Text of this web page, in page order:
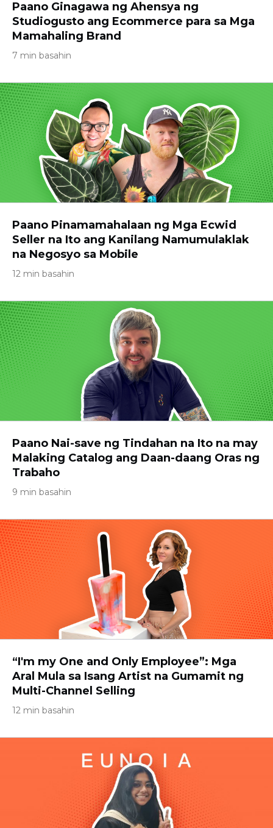
Paano Ginagawa ng Ahensya ng
Studiogusto ang Ecommerce para sa Mga
Mamahaling Brand
7 min basahin
Paano Pinamamahalaan ng Mga Ecwid
Seller na Ito ang Kanilang Namumulaklak
na Negosyo sa Mobile
12 min basahin
Paano Nai-save ng Tindahan na Ito na may
Malaking Catalog ang Daan-daang Oras ng
Trabaho
9 min basahin
“I'm my One and Only Employee”: Mga
Aral Mula sa Isang Artist na Gumamit ng
Multi-Channel Selling
12 min basahin